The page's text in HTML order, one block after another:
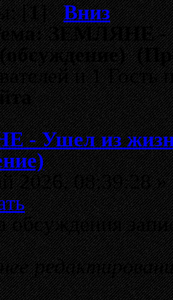
[1]Вниз
ЗЕМЛЯНЕ -
и 1 Гость
- Ушел из
2026, 08:39:28 »
обсуждения